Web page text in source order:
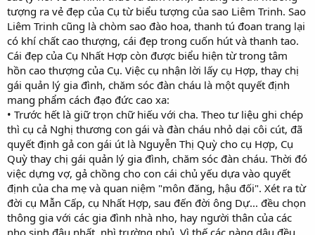
tượng ra vẻ đẹp của Cụ từ biểu tượng của sao Liêm Trinh. Sao
Liêm Trinh cũng là chòm sao đào hoa, thanh tú đoan trang lại
có khí chất cao thượng, cái đẹp trong cuốn hút và thanh tao.
Cái đẹp của Cụ Nhất Hợp còn được biểu hiện từ trong tâm
hồn cao thượng của Cụ. Việc cụ nhận lời lấy cụ Hợp, thay chị
gái quản lý gia đình, chăm sóc đàn cháu là một quyết định
mang phẩm cách đạo đức cao xa:
• Trước hết là giữ trọn chữ hiếu với cha. Theo tư liệu ghi chép
thì cụ cả Nghị thương con gái và đàn cháu nhỏ dại côi cút, đã
quyết định gả con gái út là Nguyễn Thị Quỳ cho cụ Hợp, Cụ
Quỳ thay chị gái quản lý gia đình, chăm sóc đàn cháu. Thời đó
việc dựng vợ, gả chồng cho con cái chủ yếu dựa vào quyết
định của cha mẹ và quan niệm "môn đăng, hậu đối". Xét ra từ
đời cụ Mẫn Cấp, cụ Nhất Hợp, sau đến đời ông Dự... đều chọn
thông gia với các gia đình nhà nho, hay người thân của các
nho sinh đậu nhất, nhì trường phủ. Vì thế các nàng dâu đều